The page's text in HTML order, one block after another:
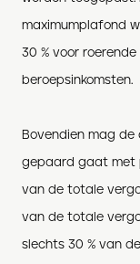
maximumplafond
30 % voor
beroepsinkomsten.
Bovendien mag
gepaard gaat met
van de totale
van de totale
slechts 30 % van